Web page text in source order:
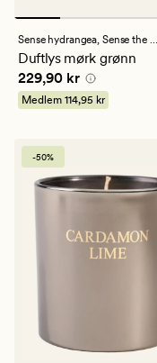
Sense hydrangea, Sense the Moment
Duftlys mørk grønn
Pris 229,90 kr
229,90 kr
Medlem 114,95 kr
-50%